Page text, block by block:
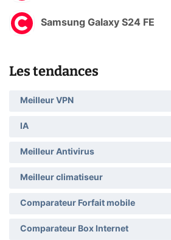
Samsung Galaxy S24 FE
Les tendances
Meilleur VPN
IA
Meilleur Antivirus
Meilleur climatiseur
Comparateur Forfait mobile
Comparateur Box Internet